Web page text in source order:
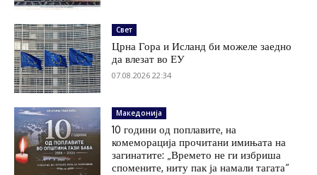
Свет
Црна Гора и Исланд би можеле заедно
да влезат во ЕУ
07.08.2026 22:34
Македонија
10 години од поплавите, на
комеморација прочитани имињата на
загинатите: „Времето не ги избриша
спомените, ниту пак ја намали тагата“